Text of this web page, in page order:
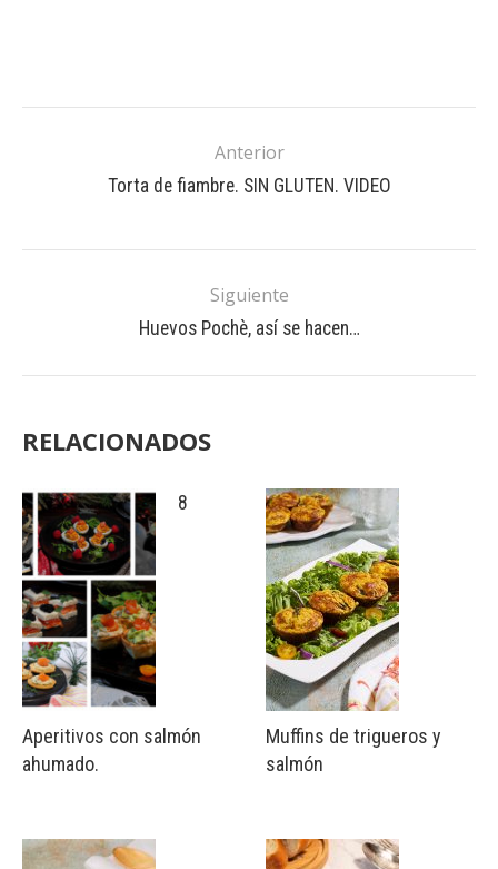
Anterior
Torta de fiambre. SIN GLUTEN. VIDEO
Siguiente
Huevos Pochè, así se hacen…
RELACIONADOS
8
Aperitivos con salmón
ahumado.
Muffins de trigueros y
salmón